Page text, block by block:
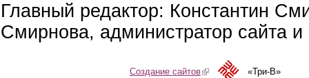
Главный редактор: Константин
Смирнова, администратор сайта
Создание сайтов(link is external)«Три-В»